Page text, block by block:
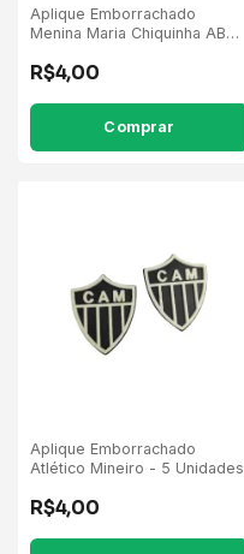
Aplique Emborrachado
Menina Maria Chiquinha ABC
R$4,00
Aplique Emborrachado
Atlético Mineiro - 5 Unidades
R$4,00